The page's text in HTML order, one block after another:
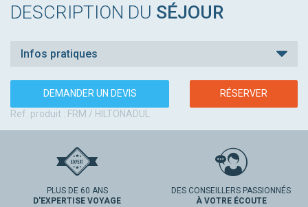
DESCRIPTION DU SÉJOUR
Infos pratiques
DEMANDER UN DEVIS
RÉSERVER
Ref. produit : FRM / HILTONADUL
PLUS DE 60 ANS
D'EXPERTISE VOYAGE
DES CONSEILLERS PASSIONNÉS
À VOTRE ÉCOUTE